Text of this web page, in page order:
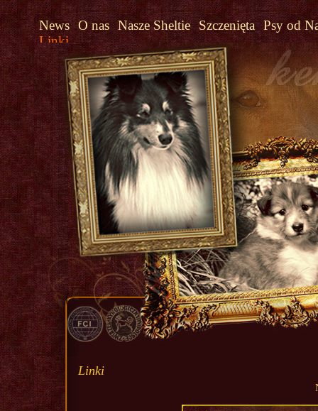
News O nas Nasze Sheltie Szczenięta Psy od
Linki
Linki